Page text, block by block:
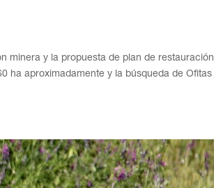
minera y la propuesta de plan de restauración
ha aproximadamente y la búsqueda de Ofitas